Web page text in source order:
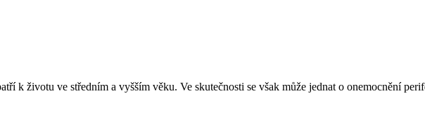
k životu ve středním a vyšším věku. Ve skutečnosti se však může jednat o onemocnění